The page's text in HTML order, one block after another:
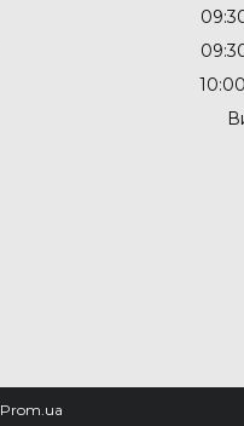
10:00
Prom.ua